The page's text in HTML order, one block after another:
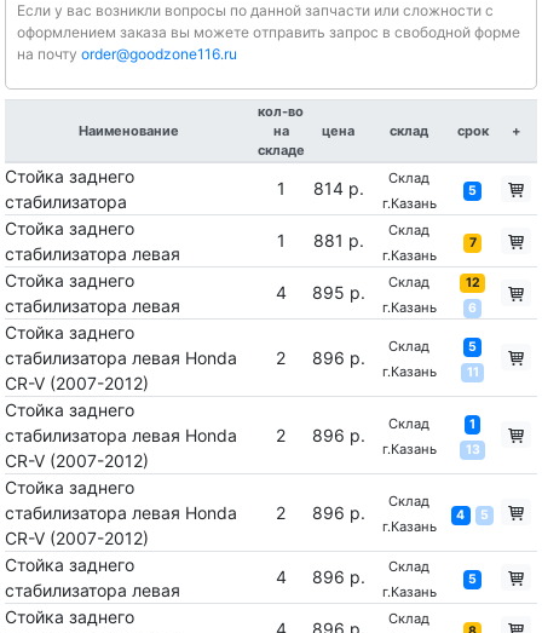
Если у вас возникли вопросы по данной запчасти или сложности с
оформлением заказа вы можете отправить запрос в свободной форме
на почту order@goodzone116.ru
Наименование
кол-во
на
складе
цена склад срок +
Стойка заднего
стабилизатора
1 814 р.
Склад
г.Казань
5
Стойка заднего
стабилизатора левая
1 881 р.
Склад
г.Казань
7
Стойка заднего
стабилизатора левая
4 895 р.
Склад
г.Казань
12
6
Стойка заднего
стабилизатора левая Honda
CR-V (2007-2012)
2 896 р.
Склад
г.Казань
5
11
Стойка заднего
стабилизатора левая Honda
CR-V (2007-2012)
2 896 р.
Склад
г.Казань
1
13
Стойка заднего
стабилизатора левая Honda
CR-V (2007-2012)
2 896 р.
Склад
г.Казань
4 5
Стойка заднего
стабилизатора левая
4 896 р.
Склад
г.Казань
5
Стойка заднего
4 896 р.
Склад